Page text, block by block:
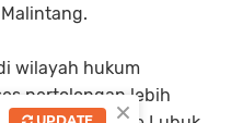
wilayah hukum
pertolongan lebih
×